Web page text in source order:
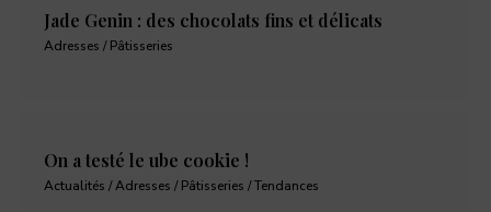
Jade Genin : des chocolats fins et délicats
Adresses / Pâtisseries
On a testé le ube cookie !
Actualités / Adresses / Pâtisseries / Tendances